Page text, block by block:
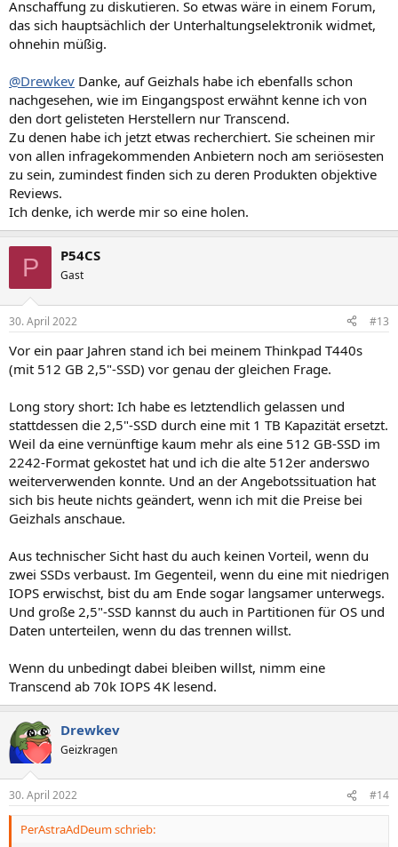
Anschaffung zu diskutieren. So etwas wäre in einem Forum,
das sich hauptsächlich der Unterhaltungselektronik widmet,
ohnehin müßig.
@Drewkev Danke, auf Geizhals habe ich ebenfalls schon
nachgesehen, wie im Eingangspost erwähnt kenne ich von
den dort gelisteten Herstellern nur Transcend.
Zu denen habe ich jetzt etwas recherchiert. Sie scheinen mir
von allen infragekommenden Anbietern noch am seriösesten
zu sein, zumindest finden sich zu deren Produkten objektive
Reviews.
Ich denke, ich werde mir so eine holen.
P P54CS
Gast
30. April 2022 #13
Vor ein paar Jahren stand ich bei meinem Thinkpad T440s
(mit 512 GB 2,5"-SSD) vor genau der gleichen Frage.
Long story short: Ich habe es letztendlich gelassen und
stattdessen die 2,5"-SSD durch eine mit 1 TB Kapazität ersetzt.
Weil da eine vernünftige kaum mehr als eine 512 GB-SSD im
2242-Format gekostet hat und ich die alte 512er anderswo
weiterverwenden konnte. Und an der Angebotssituation hat
sich bis heute nichts geändert, wenn ich mit die Preise bei
Geizhals anschaue.
Aus technischer Sicht hast du auch keinen Vorteil, wenn du
zwei SSDs verbaust. Im Gegenteil, wenn du eine mit niedrigen
IOPS erwischst, bist du am Ende sogar langsamer unterwegs.
Und große 2,5"-SSD kannst du auch in Partitionen für OS und
Daten unterteilen, wenn du das trennen willst.
Wenn du unbedingt dabei bleiben willst, nimm eine
Transcend ab 70k IOPS 4K lesend.
Drewkev
Geizkragen
30. April 2022 #14
PerAstraAdDeum schrieb: